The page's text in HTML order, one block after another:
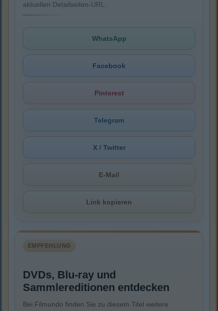
aktuellen Detailseiten-URL.
WhatsApp
Facebook
Pinterest
Telegram
X / Twitter
E-Mail
Link kopieren
EMPFEHLUNG
DVDs, Blu-ray und
Sammlereditionen entdecken
Bei Filmundo finden Sie zu diesem Titel weitere